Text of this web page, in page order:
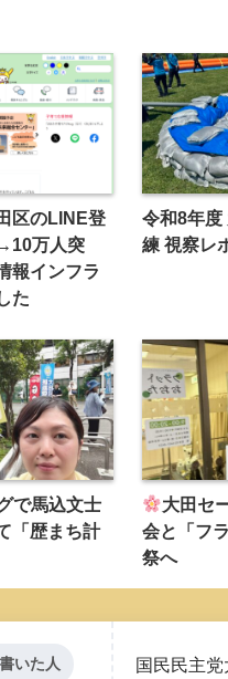
区のLINE登
万人突
報インフラ
た
令和8年度
練 視察レ
で馬込文士
「歴まち計
大田セ
会と「フ
祭へ
いた人
国民民主